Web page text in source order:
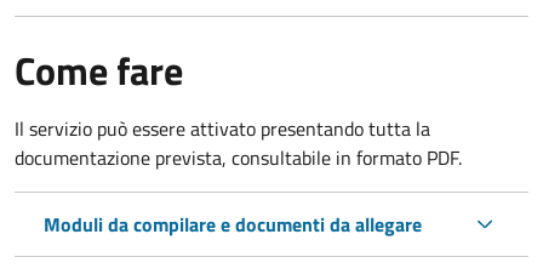
Come fare
Il servizio può essere attivato presentando tutta la
documentazione prevista, consultabile in formato PDF.
Moduli da compilare e documenti da allegare